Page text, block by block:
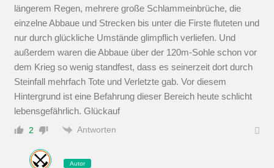
längerem Regen, mehrere große Schlammeinbrüche, die
einzelne Abbaue und Strecken bis unter die Firste fluteten und
nur durch glückliche Umstände glimpflich verliefen. Und
außerdem waren die Abbaue über der 120m-Sohle schon vor
dem Krieg so wenig standfest, dass es seinerzeit dort durch
Steinfall mehrfach Tote und Verletzte gab. Vor diesem
Hintergrund ist eine Befahrung dieser Bereich heute schlicht
lebensgefährlich. Glückauf
2 Antworten
Autor